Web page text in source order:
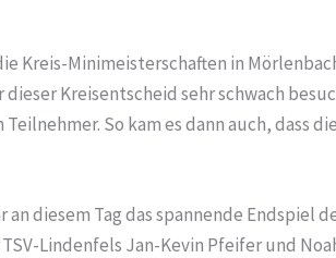
Kreis-Minimeisterschaften in
Kreisentscheid sehr schwach
So kam es dann auch, dass
diesem Tag das spannende Endspiel
Lindenfels Jan-Kevin Pfeifer und